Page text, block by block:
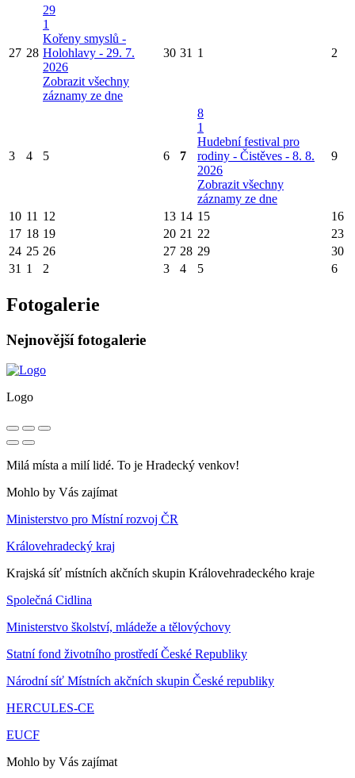
27 28
29
1
Kořeny smyslů -
Holohlavy - 29. 7.
2026
Zobrazit všechny
záznamy ze dne
30 31 1 2
3 4 5 6 7
8
1
Hudební festival pro
rodiny - Čistěves - 8. 8.
2026
Zobrazit všechny
záznamy ze dne
9
10 11 12 13 14 15
16
17 18 19 20 21 22
23
24 25 26 27 28 29
30
31 1 2 3 4 5 6
Fotogalerie
Nejnovější fotogalerie
Logo
Milá místa a milí lidé. To je Hradecký venkov!
Mohlo by Vás zajímat
Ministerstvo pro Místní rozvoj ČR
Královehradecký kraj
Krajská síť místních akčních skupin Královehradeckého kraje
Společná Cidlina
Ministerstvo školství, mládeže a tělovýchovy
Statní fond životního prostředí České Republiky
Národní síť Místních akčních skupin České republiky
HERCULES-CE
EUCF
Mohlo by Vás zajímat